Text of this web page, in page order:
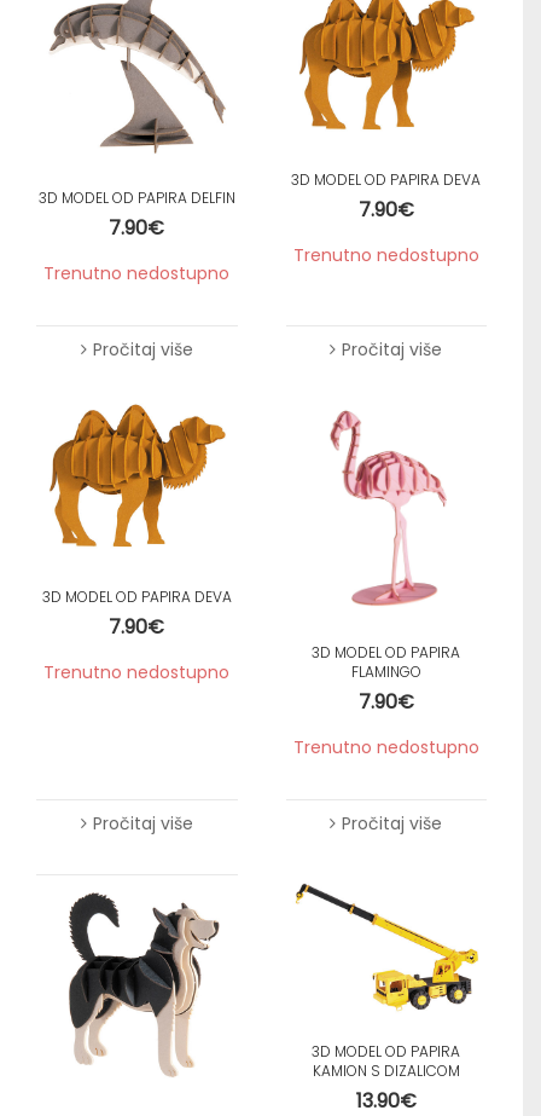
3D MODEL OD PAPIRA DELFIN
7.90€
Trenutno nedostupno
Pročitaj više
3D MODEL OD PAPIRA DEVA
7.90€
Trenutno nedostupno
Pročitaj više
3D MODEL OD PAPIRA DEVA
7.90€
Trenutno nedostupno
Pročitaj više
3D MODEL OD PAPIRA
FLAMINGO
7.90€
Trenutno nedostupno
Pročitaj više
3D MODEL OD PAPIRA
KAMION S DIZALICOM
13.90€